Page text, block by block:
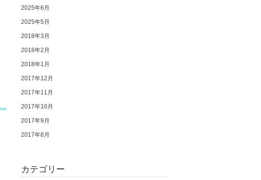
2025年6月
2025年5月
2018年3月
2018年2月
2018年1月
2017年12月
2017年11月
2017年10月
2017年9月
2017年8月
カテゴリー